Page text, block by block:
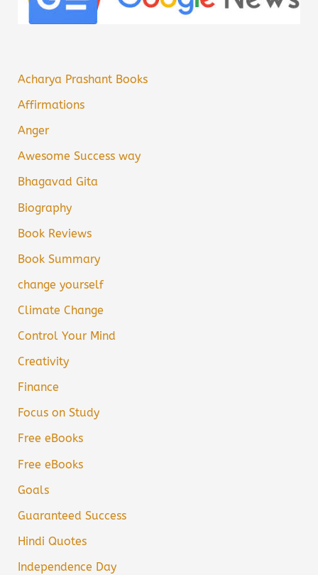
Acharya Prashant Books
Affirmations
Anger
Awesome Success way
Bhagavad Gita
Biography
Book Reviews
Book Summary
change yourself
Climate Change
Control Your Mind
Creativity
Finance
Focus on Study
Free eBooks
Free eBooks
Goals
Guaranteed Success
Hindi Quotes
Independence Day